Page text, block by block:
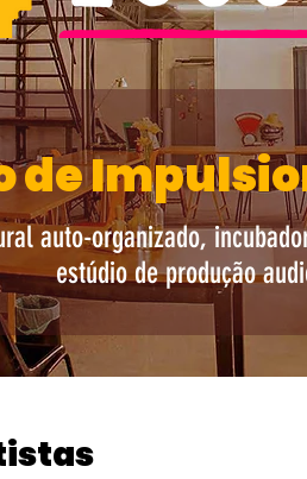
de
auto-organizado,
estúdio de produção